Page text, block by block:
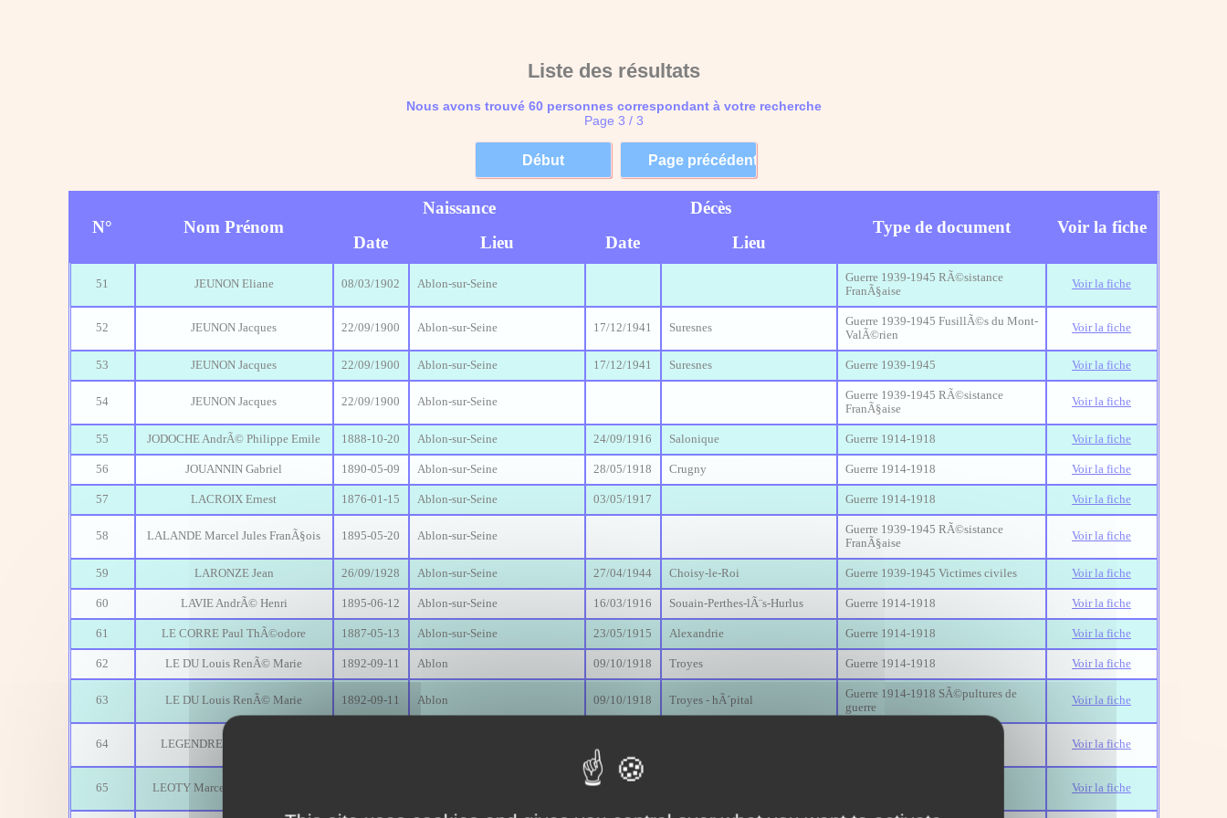
Liste des résultats
Nous avons trouvé 60 personnes correspondant à votre recherche
Page 3 / 3
N° Nom Prénom
Naissance
Décès
Type de document
Voir la fiche
Date
Lieu Date Lieu
51 JEUNON Eliane 08/03/1902 Ablon-sur-Seine
Guerre 1939-1945 RÃ©sistance
FranÃ§aise
Voir la fiche
52 JEUNON Jacques 22/09/1900 Ablon-sur-Seine 17/12/1941 Suresnes
Guerre 1939-1945 FusillÃ©s du Mont-
ValÃ©rien
Voir la fiche
53 JEUNON Jacques 22/09/1900 Ablon-sur-Seine 17/12/1941 Suresnes Guerre 1939-1945 Voir la fiche
54 JEUNON Jacques 22/09/1900 Ablon-sur-Seine
Guerre 1939-1945 RÃ©sistance
FranÃ§aise
Voir la fiche
55 JODOCHE AndrÃ© Philippe Emile 1888-10-20 Ablon-sur-Seine 24/09/1916 Salonique Guerre 1914-1918 Voir la fiche
56 JOUANNIN Gabriel 1890-05-09 Ablon-sur-Seine 28/05/1918 Crugny Guerre 1914-1918 Voir la fiche
57 LACROIX Ernest 1876-01-15 Ablon-sur-Seine 03/05/1917 Guerre 1914-1918 Voir la fiche
58 LALANDE Marcel Jules FranÃ§ois 1895-05-20 Ablon-sur-Seine
Guerre 1939-1945 RÃ©sistance
FranÃ§aise
Voir la fiche
59 LARONZE Jean 26/09/1928 Ablon-sur-Seine 27/04/1944 Choisy-le-Roi Guerre 1939-1945 Victimes civiles Voir la fiche
60 LAVIE AndrÃ© Henri 1895-06-12 Ablon-sur-Seine 16/03/1916 Souain-Perthes-lÃ¨s-Hurlus Guerre 1914-1918 Voir la fiche
61 LE CORRE Paul ThÃ©odore 1887-05-13 Ablon-sur-Seine 23/05/1915 Alexandrie Guerre 1914-1918 Voir la fiche
62 LE DU Louis RenÃ© Marie 1892-09-11 Ablon 09/10/1918 Troyes Guerre 1914-1918 Voir la fiche
63 LE DU Louis RenÃ© Marie 1892-09-11 Ablon 09/10/1918 Troyes - hÃ´pital
Guerre 1914-1918 SÃ©pultures de
guerre
Voir la fiche
64 LEGENDRE Lucien EugÃ¨ne Voir la fiche
65 LEOTY Marcel Raymond Adrien Voir la fiche